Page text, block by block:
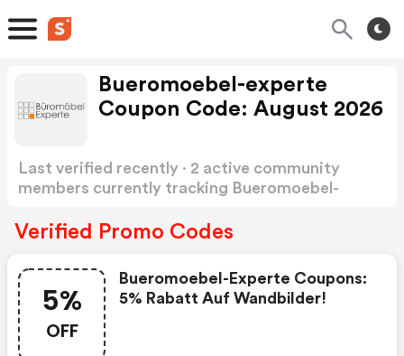
Bueromoebel-experte
Coupon Code: August 2026
Last verified recently · 2 active community
members currently tracking Bueromoebel-
Verified Promo Codes
5%
OFF
Bueromoebel-Experte Coupons:
5% Rabatt Auf Wandbilder!